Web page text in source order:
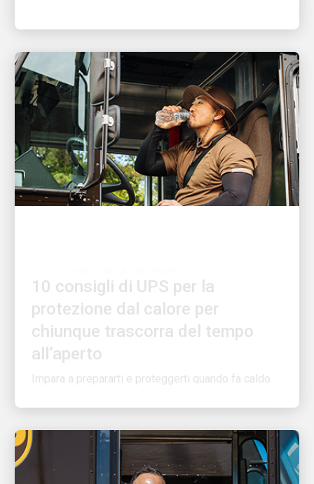
protezione dal calore per
chiunque trascorra del tempo
all’aperto
Impara a prepararti e proteggerti quando fa caldo